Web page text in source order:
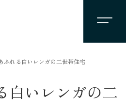
ふれる白いレンガの二世帯住宅
白いレンガの二